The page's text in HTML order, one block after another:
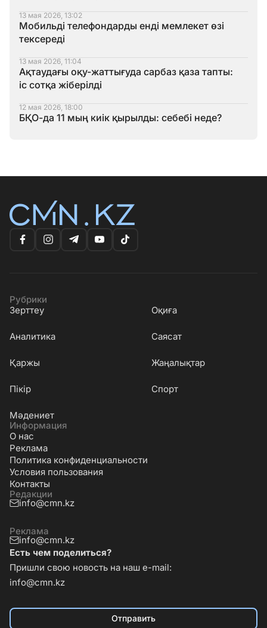
13 мая 2026, 13:02
Мобильді телефондарды енді мемлекет өзі
тексереді
13 мая 2026, 11:04
Ақтаудағы оқу-жаттығуда сарбаз қаза тапты:
іс сотқа жіберілді
12 мая 2026, 18:00
БҚО-да 11 мың киік қырылды: себебі неде?
Рубрики
Зерттеу
Оқиға
Аналитика Саясат
Қаржы Жаңалықтар
Пікір Спорт
Мәдениет
Информация
О нас
Реклама
Политика конфиденциальности
Условия пользования
Контакты
Редакции
info@cmn.kz
Реклама
info@cmn.kz
Есть чем поделиться?
Пришли свою новость на наш e-mail:
info@cmn.kz
Отправить